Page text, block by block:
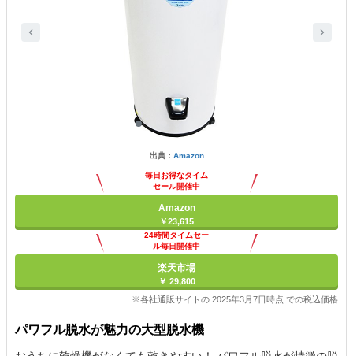
出典： Amazon
毎日お得なタイム
セール開催中
Amazon
￥23,615
24時間タイムセー
ル毎日開催中
楽天市場
￥ 29,800
※各社通販サイトの 2025年3月7日時点 での税込価格
パワフル脱水が魅力の大型脱水機